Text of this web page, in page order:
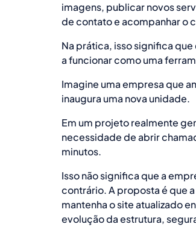
imagens, publicar novos
de contato e acompanhar o
Na prática, isso significa
a funcionar como uma
Imagine uma empresa que
inaugura uma nova unidade.
Em um projeto realmente
necessidade de abrir
minutos.
Isso não significa que a
contrário. A proposta é que
mantenha o site atualizado
evolução da estrutura,